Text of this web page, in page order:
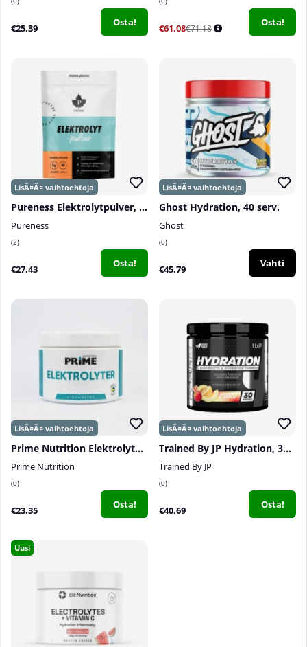
€25.39 Osta! €61.08€71.18
Osta!
Pureness Elektrolytpulver, 240 g
Pureness
2
€27.43 Osta!
Ghost Hydration, 40 serv.
Ghost
0
€45.79 Vahti
Prime Nutrition Elektrolyter, 250 g
Prime Nutrition
0
€23.35 Osta!
Trained By JP Hydration, 30 serv.
Trained By JP
0
€40.69 Osta!
Uusi